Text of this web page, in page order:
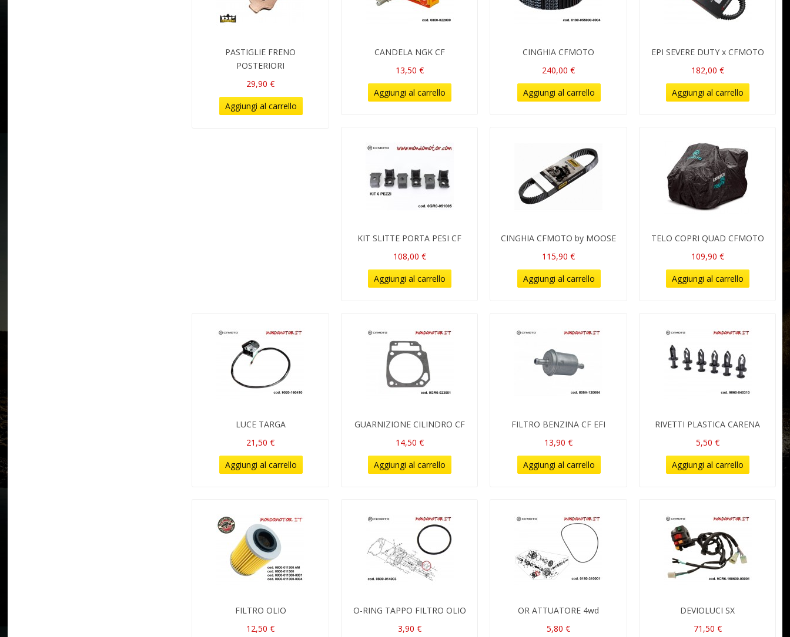
PASTIGLIE FRENO
POSTERIORI
29,90 €
Aggiungi al carrello
CANDELA NGK CF
13,50 €
Aggiungi al carrello
CINGHIA CFMOTO
240,00 €
Aggiungi al carrello
EPI SEVERE DUTY x CFMOTO
182,00 €
Aggiungi al carrello
KIT SLITTE PORTA PESI CF
108,00 €
Aggiungi al carrello
CINGHIA CFMOTO by MOOSE
115,90 €
Aggiungi al carrello
TELO COPRI QUAD CFMOTO
109,90 €
Aggiungi al carrello
LUCE TARGA
21,50 €
Aggiungi al carrello
GUARNIZIONE CILINDRO CF
14,50 €
Aggiungi al carrello
FILTRO BENZINA CF EFI
13,90 €
Aggiungi al carrello
RIVETTI PLASTICA CARENA
5,50 €
Aggiungi al carrello
FILTRO OLIO
12,50 €
O-RING TAPPO FILTRO OLIO
3,90 €
OR ATTUATORE 4wd
5,80 €
DEVIOLUCI SX
71,50 €